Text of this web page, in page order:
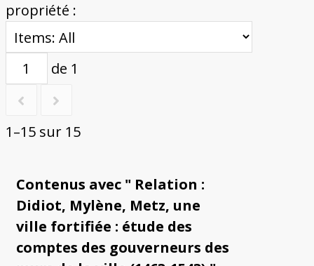
propriété :
de 1
1–15 sur 15
Contenus avec " Relation :
Didiot, Mylène, Metz, une
ville fortifiée : étude des
comptes des gouverneurs des